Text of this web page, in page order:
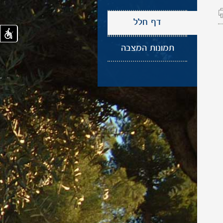
דף חלל
תמונות המצבה